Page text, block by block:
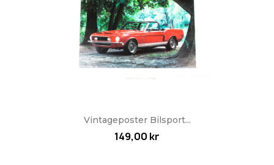
Vintageposter Bilsport...
149,00 kr